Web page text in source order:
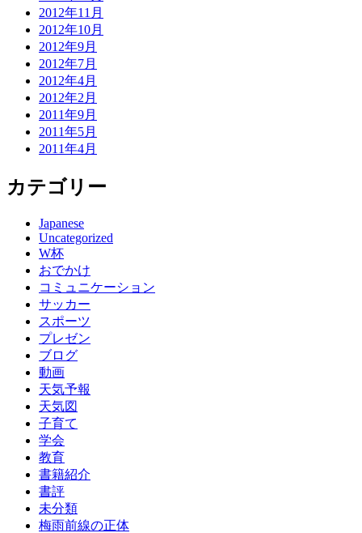
2012年11月
2012年10月
2012年9月
2012年7月
2012年4月
2012年2月
2011年9月
2011年5月
2011年4月
カテゴリー
Japanese
Uncategorized
W杯
おでかけ
コミュニケーション
サッカー
スポーツ
プレゼン
ブログ
動画
天気予報
天気図
子育て
学会
教育
書籍紹介
書評
未分類
梅雨前線の正体